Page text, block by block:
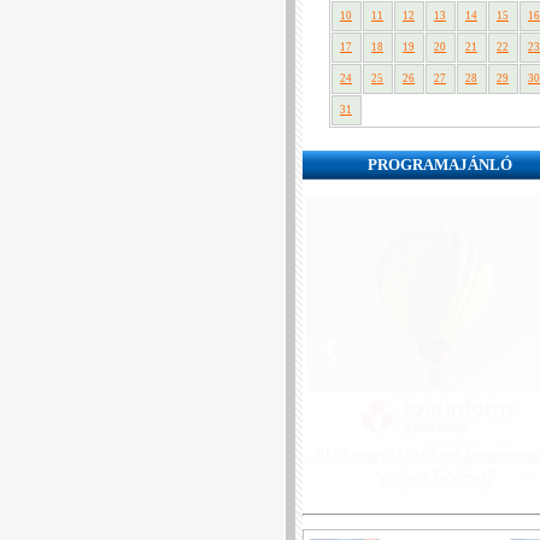
10 11 12 13 14 15 16
17 18 19 20 21 22 23
24 25 26 27 28 29 30
31
PROGRAMAJÁNLÓ